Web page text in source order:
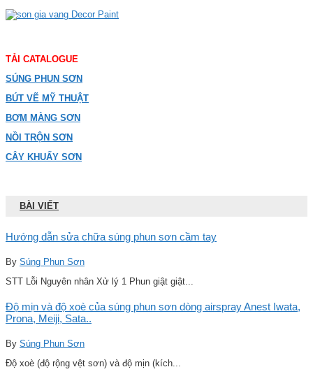
TẢI CATALOGUE
SÚNG PHUN SƠN
BÚT VẼ MỸ THUẬT
BƠM MÀNG SƠN
NỒI TRỘN SƠN
CÂY KHUẤY SƠN
BÀI VIẾT
Hướng dẫn sửa chữa súng phun sơn cầm tay
By Súng Phun Sơn
STT Lỗi Nguyên nhân Xử lý 1 Phun giật giật...
Độ mịn và độ xoè của súng phun sơn dòng airspray Anest Iwata,
Prona, Meiji, Sata..
By Súng Phun Sơn
Độ xoè (độ rộng vệt sơn) và độ mịn (kích...